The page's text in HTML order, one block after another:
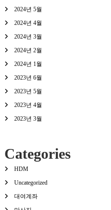
2024년 5월
2024년 4월
2024년 3월
2024년 2월
2024년 1월
2023년 6월
2023년 5월
2023년 4월
2023년 3월
Categories
HDM
Uncategorized
대여계좌